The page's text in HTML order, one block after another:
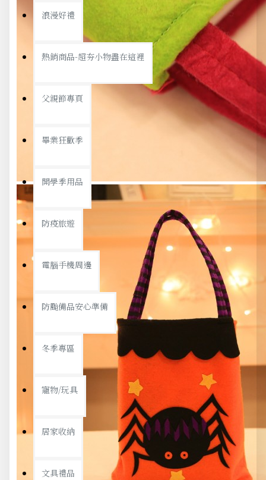
浪漫好禮
熱銷商品-超夯小物盡在這裡
父親節專頁
畢業狂歡季
開學季用品
防疫旅遊
電腦手機周邊
防颱備品安心準備
冬季專區
寵物/玩具
居家收納
文具禮品